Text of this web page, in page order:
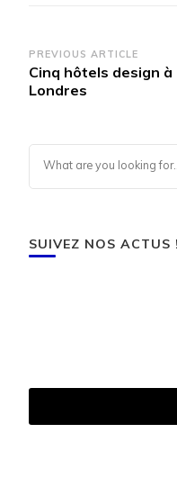
Post
Navigation
PREVIOUS ARTICLE
Cinq hôtels design à
Londres
SUIVEZ NOS ACTUS !